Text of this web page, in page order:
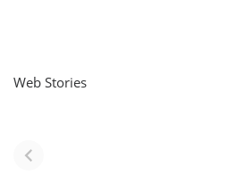
Web Stories
(राजस्थान) |